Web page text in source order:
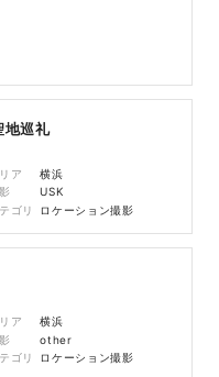
地巡礼
ア
横浜
USK
ゴリ
ロケーション撮影
ア
横浜
other
ゴリ
ロケーション撮影